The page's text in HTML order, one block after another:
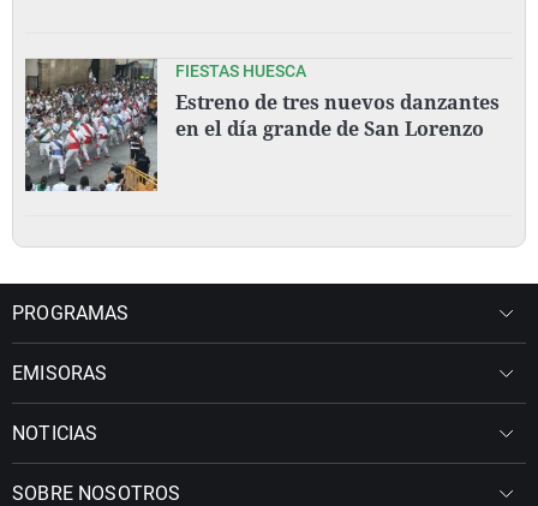
FIESTAS HUESCA
Estreno de tres nuevos danzantes
en el día grande de San Lorenzo
PROGRAMAS
EMISORAS
NOTICIAS
SOBRE NOSOTROS